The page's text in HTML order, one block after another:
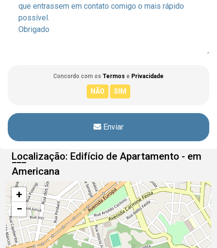
Concordo com os Termos e Privacidade
Enviar
Localização: Edifício de Apartamento - em
Americana
+
−